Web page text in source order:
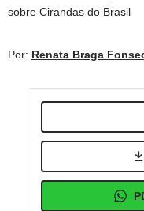
sobre Cirandas do Brasil
Por: Renata Braga